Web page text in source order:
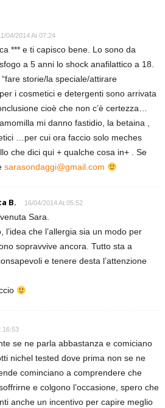
04/2014 At 07:24
*** e ti capisco bene. Lo sono da
a 5 anni lo shock anafilattico a 18.
storie/la speciale/attirare
i cosmetici e detergenti sono arrivata
cioè che non c’è certezza…
mi danno fastidio, la betaina ,
…per cui ora faccio solo meches
che dici qui + qualche cosa in+ . Se
sarasondaggi@gmail.com
B. 16/04/2014 At 05:52
Sara.
l’idea che l’allergia sia un modo per
sopravvive ancora. Tutto sta a
e tenere desta l’attenzione
16:53
se ne parla abbastanza e comiciano
nichel tested dove prima non se ne
cominciano a comprendere che
e colgono l’occasione, spero che
anche un incentivo per capire meglio